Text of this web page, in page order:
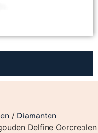
/ Diamanten
Delfine Oorcreolen